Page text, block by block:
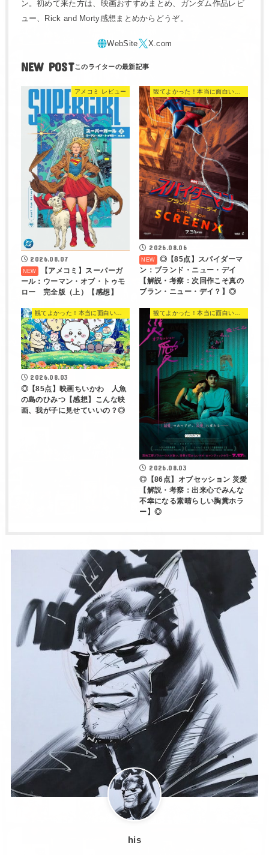
ン。初めて来た方は、映画おすすめまとめ、ガンダム作品レビ
ュー、Rick and Morty感想まとめからどうぞ。
NEW POST
アメコミ レビュー
2026.08.07
【アメコミ】スーパーガ
ール：ウーマン・オブ・トゥモ
ロー 完全版（上）【感想】
2026.08.06
◎【85点】スパイダーマ
ン：ブランド・ニュー・デイ
【解説・考察：次回作こそ真の
ブラン・ニュー・デイ？】◎
観てよかった！本当に面白い映画 560選
2026.08.03
◎【85点】映画ちいかわ 人魚
の島のひみつ【感想】こんな映
画、我が子に見せていいの？◎
観てよかった！本当に面白い映画 560選
2026.08.03
◎【86点】オブセッション 災愛
【解説・考察：出来心でみんな
不幸になる素晴らしい胸糞ホラ
ー】◎
his